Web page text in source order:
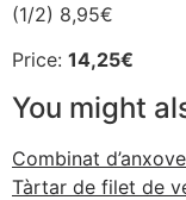
(1/2) 8,95€
Price: 14,25€
You might
Combinat
Tàrtar de filet de